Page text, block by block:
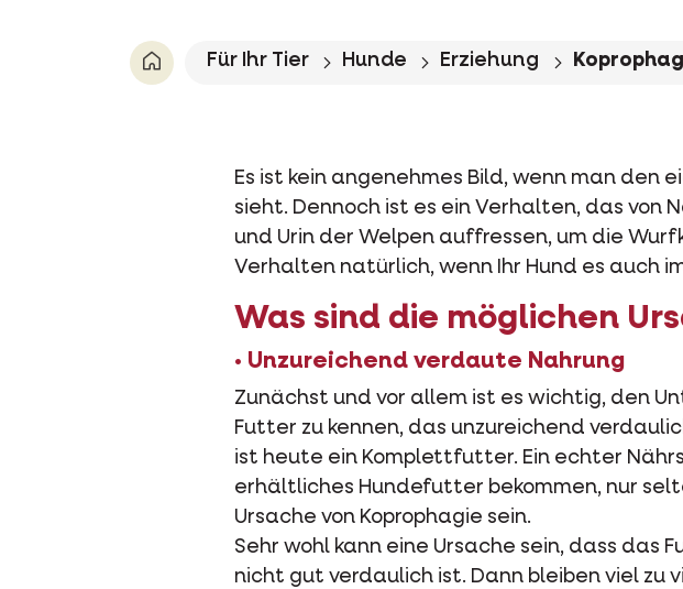
Für Ihr Tier Hunde Erziehung
Es ist kein angenehmes Bild, wenn man den
sieht. Dennoch ist es ein Verhalten, das von
und Urin der Welpen auffressen, um die
Verhalten natürlich, wenn Ihr Hund es auch
Was sind die möglichen
• Unzureichend verdaute Nahrung
Zunächst und vor allem ist es wichtig, den
Futter zu kennen, das unzureichend
ist heute ein Komplettfutter. Ein echter
erhältliches Hundefutter bekommen, nur
Ursache von Koprophagie sein.
Sehr wohl kann eine Ursache sein, dass
nicht gut verdaulich ist. Dann bleiben viel zu